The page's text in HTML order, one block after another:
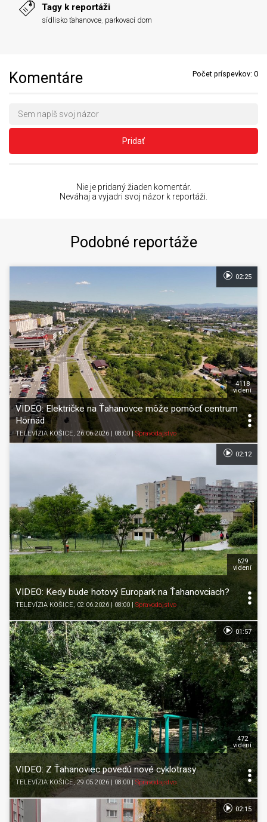
Tagy k reportáži
sídlisko ťahanovce parkovací dom
Komentáre Počet príspevkov: 0
Pridať
Nie je pridaný žiaden komentár.
Neváhaj a vyjadri svoj názor k reportáži.
Podobné reportáže
VIDEO: Električke na Ťahanovce môže pomôcť centrum
Hornád
TELEVÍZIA KOŠICE, 26.06.2026 | 08:00 |Spravodajstvo
4118
videní
02:25
VIDEO: Kedy bude hotový Europark na Ťahanovciach?
TELEVÍZIA KOŠICE, 02.06.2026 | 08:00 Spravodajstvo
629
videní
02:12
VIDEO: Z Ťahanoviec povedú nové cyklotrasy
TELEVÍZIA KOŠICE, 29.05.2026 | 08:00 Spravodajstvo
472
videní
01:57
02:15